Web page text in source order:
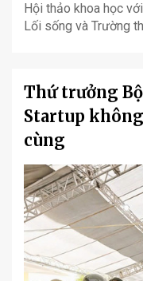
Hội thảo khoa học
Lối sống và Trường
Thứ trưởng
Startup
cùng